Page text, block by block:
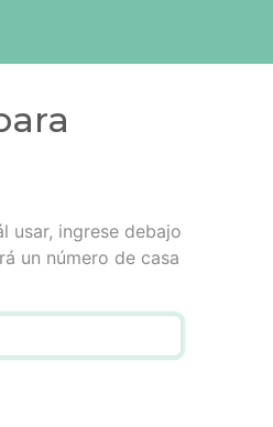
usar, ingrese debajo
un número de casa